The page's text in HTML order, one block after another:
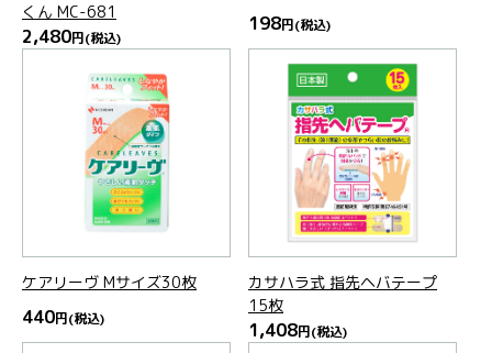
くん MC-681
2,480円(税込)
198円(税込)
ケアリーヴ Mサイズ30枚
440円(税込)
カサハラ式 指先ヘバテープ
15枚
1,408円(税込)